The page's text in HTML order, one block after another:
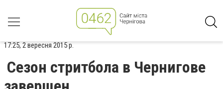
17:25, 2 вересня 2015 р.
Сезон стритбола в Чернигове